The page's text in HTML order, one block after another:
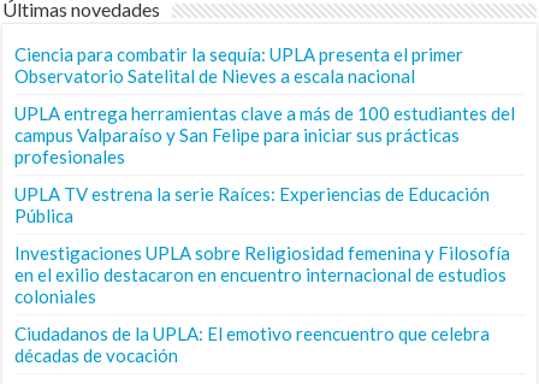
Últimas novedades
Ciencia para combatir la sequía: UPLA presenta el primer
Observatorio Satelital de Nieves a escala nacional
UPLA entrega herramientas clave a más de 100 estudiantes del
campus Valparaíso y San Felipe para iniciar sus prácticas
profesionales
UPLA TV estrena la serie Raíces: Experiencias de Educación
Pública
Investigaciones UPLA sobre Religiosidad femenina y Filosofía
en el exilio destacaron en encuentro internacional de estudios
coloniales
Ciudadanos de la UPLA: El emotivo reencuentro que celebra
décadas de vocación